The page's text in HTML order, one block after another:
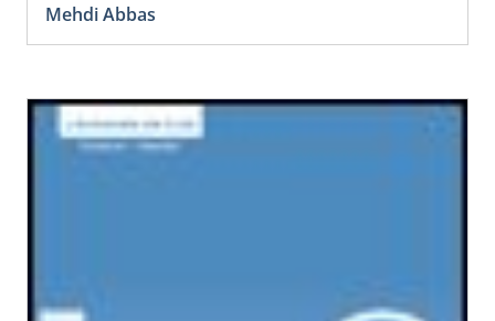
Mehdi Abbas